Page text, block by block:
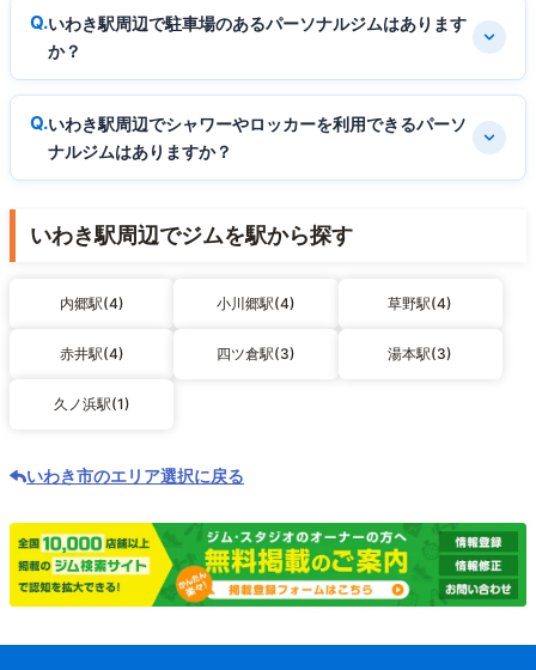
いわき駅周辺で駐車場のあるパーソナルジムはあります
か？
いわき駅周辺でシャワーやロッカーを利用できるパーソ
ナルジムはありますか？
いわき駅周辺でジムを駅から探す
内郷駅(4) 小川郷駅(4) 草野駅(4)
赤井駅(4) 四ツ倉駅(3) 湯本駅(3)
久ノ浜駅(1)
いわき市のエリア選択に戻る